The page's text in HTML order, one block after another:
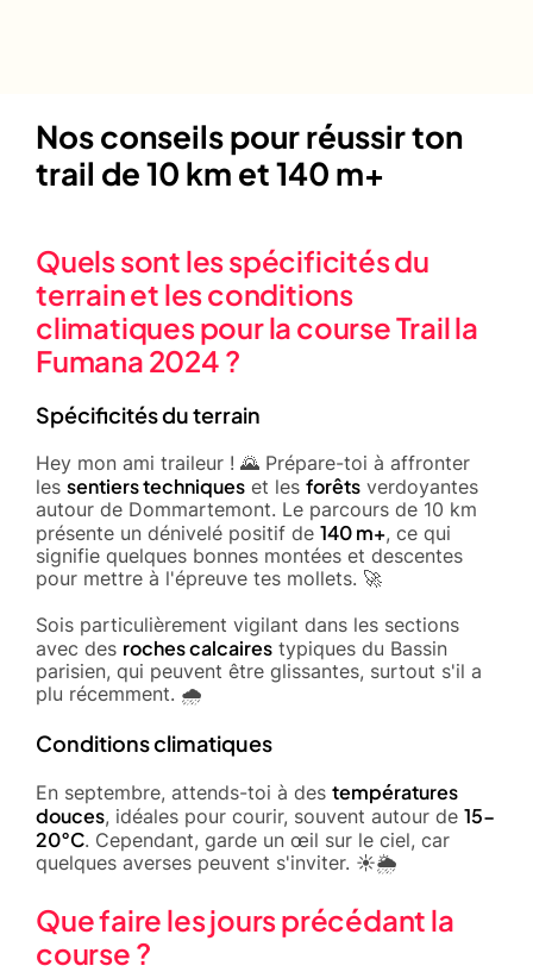
Nos conseils pour réussir ton
trail de 10 km et 140 m+
Quels sont les spécificités du
terrain et les conditions
climatiques pour la course Trail la
Fumana 2024 ?
Spécificités du terrain
Hey mon ami traileur ! 🌄 Prépare-toi à affronter
les sentiers techniques et les forêts verdoyantes
autour de Dommartemont. Le parcours de 10 km
présente un dénivelé positif de 140 m+, ce qui
signifie quelques bonnes montées et descentes
pour mettre à l'épreuve tes mollets. 🚀
Sois particulièrement vigilant dans les sections
avec des roches calcaires typiques du Bassin
parisien, qui peuvent être glissantes, surtout s'il a
plu récemment. 🌧️
Conditions climatiques
En septembre, attends-toi à des températures
douces, idéales pour courir, souvent autour de 15-
20°C. Cependant, garde un œil sur le ciel, car
quelques averses peuvent s'inviter. ☀️🌦️
Que faire les jours précédant la
course ?